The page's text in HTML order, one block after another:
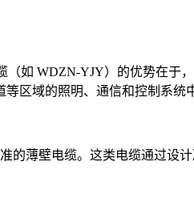
如 WDZN-YJY）的优势在于
等区域的照明、通信和控制系统
的薄壁电缆。这类电缆通过设